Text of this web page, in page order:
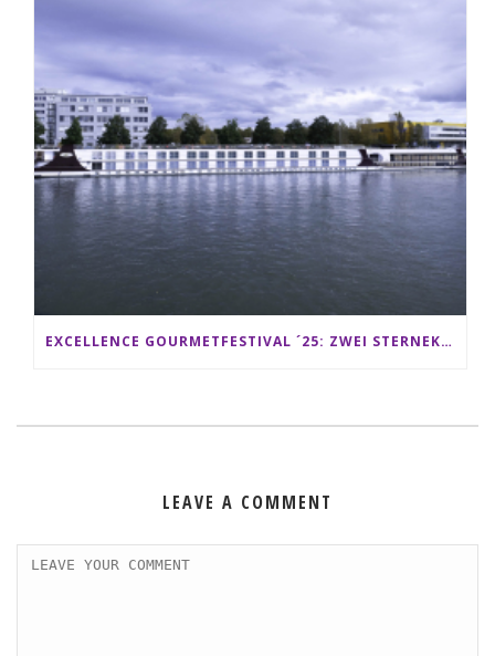
EXCELLENCE GOURMETFESTIVAL ´25: ZWEI STERNEKÖCHE ANTONIO GUIDA & DARIO MORESCO VERWÖHNEN IHRE GÄSTE AUF EINER LUXERIÖSEN SCHIFFSREISE
LEAVE A COMMENT